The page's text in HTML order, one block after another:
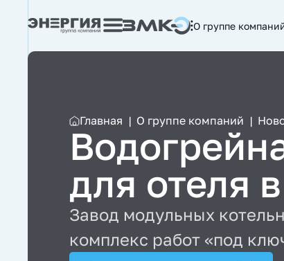
О группе
Главная | О группе компаний |
для отеля
Завод модульных
комплекс работ «под